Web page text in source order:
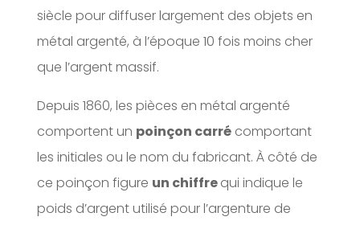
siècle pour diffuser largement des objets en
métal argenté, à l’époque 10 fois moins cher
que l’argent massif.
Depuis 1860, les pièces en métal argenté
comportent un poinçon carrécomportant
les initiales ou le nom du fabricant. À côté de
ce poinçon figure un chiffrequi indique le
poids d’argent utilisé pour l’argenture de